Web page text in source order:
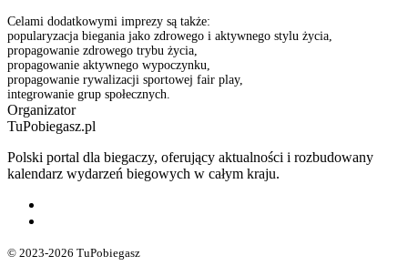
Celami dodatkowymi imprezy są także:
popularyzacja biegania jako zdrowego i aktywnego stylu życia,
propagowanie zdrowego trybu życia,
propagowanie aktywnego wypoczynku,
propagowanie rywalizacji sportowej fair play,
integrowanie grup społecznych.
Organizator
TuPobiegasz.pl
Polski portal dla biegaczy, oferujący aktualności i rozbudowany
kalendarz wydarzeń biegowych w całym kraju.
© 2023-2026 TuPobiegasz